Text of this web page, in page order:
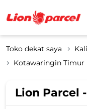
Toko dekat saya
Kotawaringin Timur
Lion Parcel